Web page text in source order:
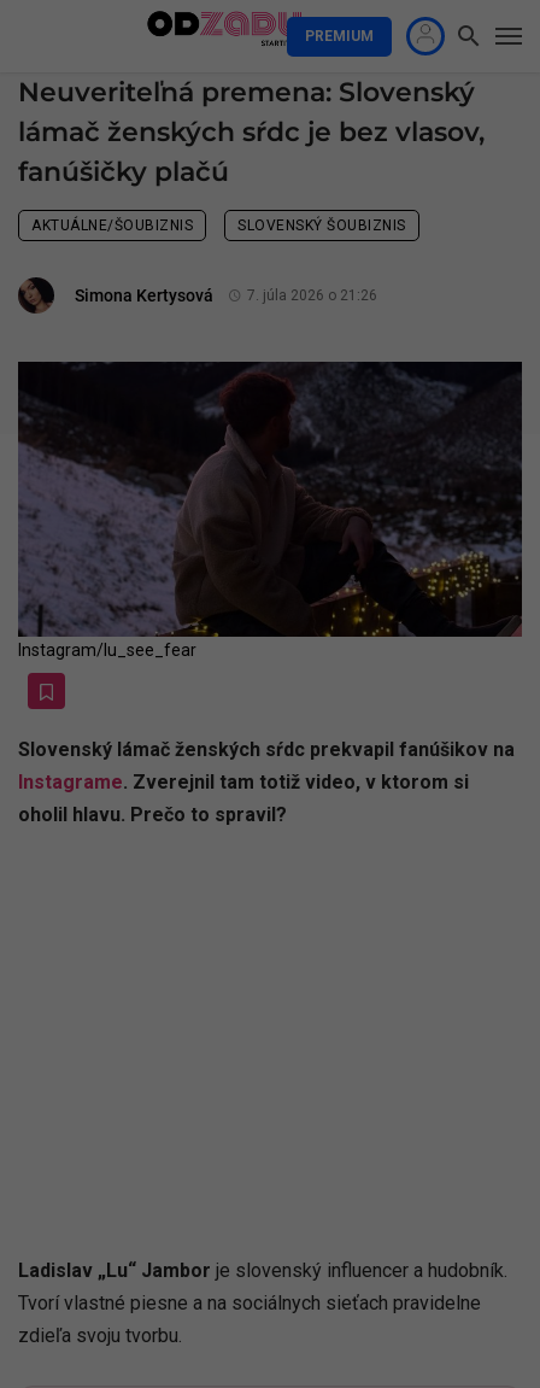
PREMIUM
Neuveriteľná premena: Slovenský
lámač ženských sŕdc je bez vlasov,
fanúšičky plačú
AKTUÁLNE/ŠOUBIZNIS SLOVENSKÝ ŠOUBIZNIS
Simona Kertysová 7. júla 2026 o 21:26
Instagram/lu_see_fear
Slovenský lámač ženských sŕdc prekvapil fanúšikov na
Instagrame. Zverejnil tam totiž video, v ktorom si
oholil hlavu. Prečo to spravil?
Ladislav „Lu“ Jambor je slovenský influencer a hudobník.
Tvorí vlastné piesne a na sociálnych sieťach pravidelne
zdieľa svoju tvorbu.